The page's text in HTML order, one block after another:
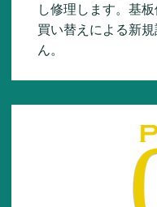
し修理します。基
買い替えによる新
ん。